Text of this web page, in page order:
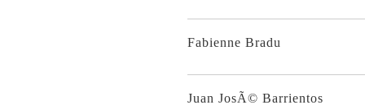
Fabienne Bradu
Juan JosÃ© Barrientos